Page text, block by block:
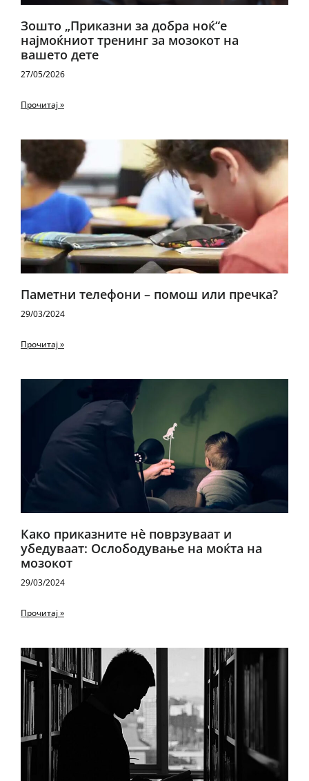
Зошто „Приказни за добра ноќ“е
најмоќниот тренинг за мозокот на
вашето дете
27/05/2026
Прочитај »
Паметни телефони – помош или пречка?
29/03/2024
Прочитај »
Како приказните нè поврзуваат и
убедуваат: Oслободување на моќта на
мозокот
29/03/2024
Прочитај »